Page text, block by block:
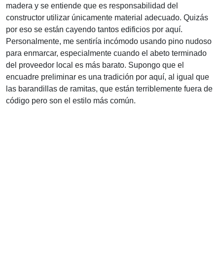
madera y se entiende que es responsabilidad del
constructor utilizar únicamente material adecuado. Quizás
por eso se están cayendo tantos edificios por aquí.
Personalmente, me sentiría incómodo usando pino nudoso
para enmarcar, especialmente cuando el abeto terminado
del proveedor local es más barato. Supongo que el
encuadre preliminar es una tradición por aquí, al igual que
las barandillas de ramitas, que están terriblemente fuera de
código pero son el estilo más común.